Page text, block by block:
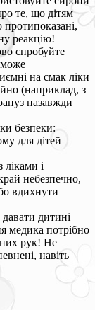
те, що дітям
протипоказані,
реакцію!
спробуйте
на смак ліки
(наприклад, з
назавжди
безпеки:
для дітей
ліками і
небезпечно,
вдихнути
дитині
медика потрібно
рук! Не
навіть